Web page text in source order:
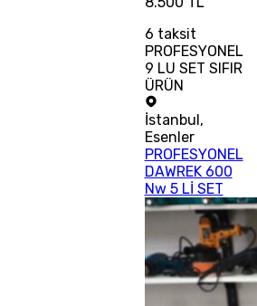
6 taksit
PROFESYONEL
9 LU SET SIFIR
ÜRÜN
İstanbul ,
Esenler
PROFESYONEL
DAWREK 600
Nw 5 Lİ SET